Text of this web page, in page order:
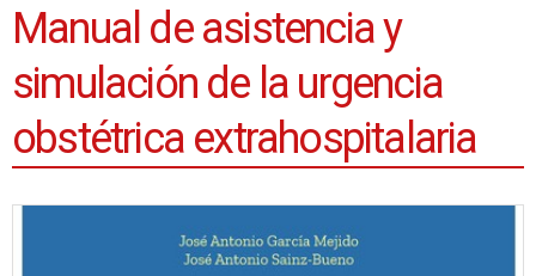
Manual de asistencia y
simulación de la urgencia
obstétrica extrahospitalaria